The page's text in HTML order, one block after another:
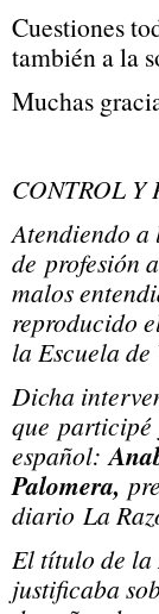
Cuestiones
también a la
Muchas
CONTROL Y
Atendiendo a
de profesión
malos
reproducido
la Escuela
Dicha
que participé
español:
Palomera,
diario La
El título de la
justificaba